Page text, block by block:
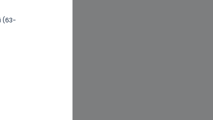
(63-